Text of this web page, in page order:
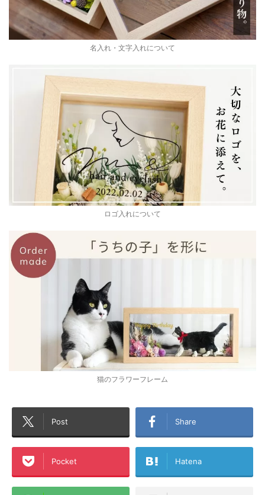
名入れ・文字入れについて
ロゴ入れについて
猫のフラワーフレーム
Post Share
Pocket Hatena